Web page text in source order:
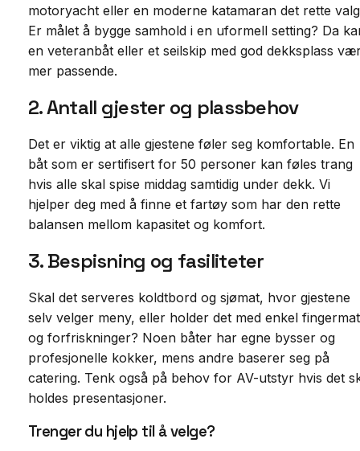
motoryacht eller en moderne katamaran det rette
Er målet å bygge samhold i en uformell setting? Da
en veteranbåt eller et seilskip med god dekksplass
mer passende.
2. Antall gjester og plassbehov
Det er viktig at alle gjestene føler seg komfortable. En
båt som er sertifisert for 50 personer kan føles trang
hvis alle skal spise middag samtidig under dekk. Vi
hjelper deg med å finne et fartøy som har den rette
balansen mellom kapasitet og komfort.
3. Bespisning og fasiliteter
Skal det serveres koldtbord og sjømat, hvor gjestene
selv velger meny, eller holder det med enkel fingermat
og forfriskninger? Noen båter har egne bysser og
profesjonelle kokker, mens andre baserer seg på
catering. Tenk også på behov for AV-utstyr hvis det
holdes presentasjoner.
Trenger du hjelp til å velge?